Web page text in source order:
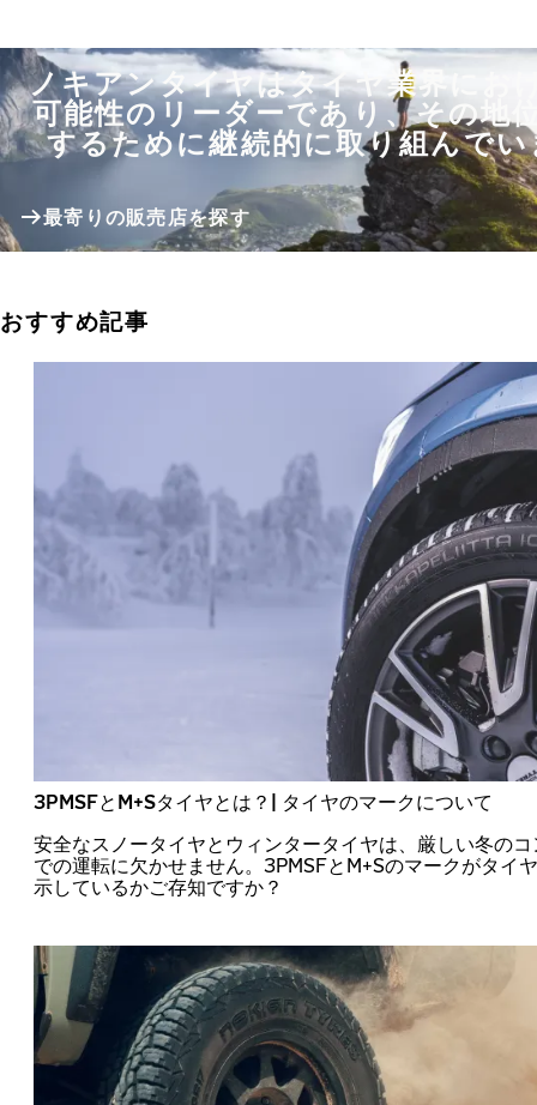
ノキアンタイヤはタイヤ業界にお
可能性のリーダーであり、その地
するために継続的に取り組んでい
最寄りの販売店を探す
おすすめ記事
3PMSFとM+Sタイヤとは？| タイヤのマークについて
安全なスノータイヤとウィンタータイヤは、厳しい冬の
での運転に欠かせません。3PMSFとM+Sのマークがタイ
示しているかご存知ですか？